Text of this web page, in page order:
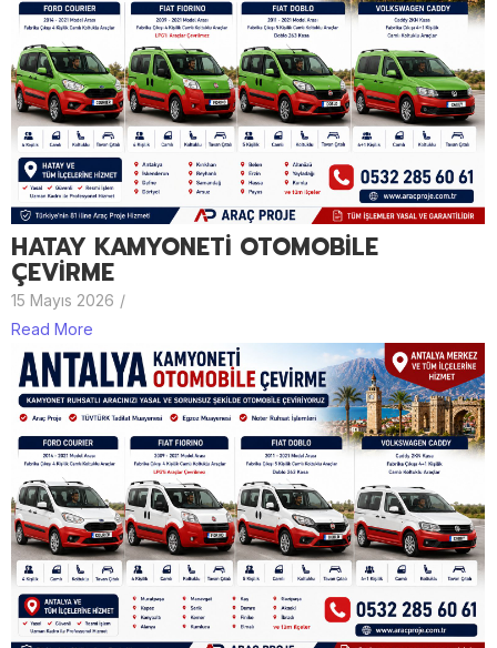
HATAY KAMYONETİ OTOMOBİLE
ÇEVİRME
15 Mayıs 2026 /
Read More